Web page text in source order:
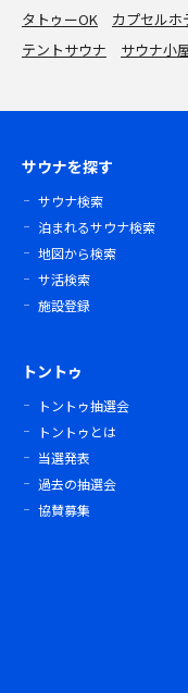
タトゥーOK
カプセルホ
テントサウナ
サウナ小
サウナを探す
サウナ検索
泊まれるサウナ検索
地図から検索
サ活検索
施設登録
トントゥ
トントゥ抽選会
トントゥとは
当選発表
過去の抽選会
協賛募集